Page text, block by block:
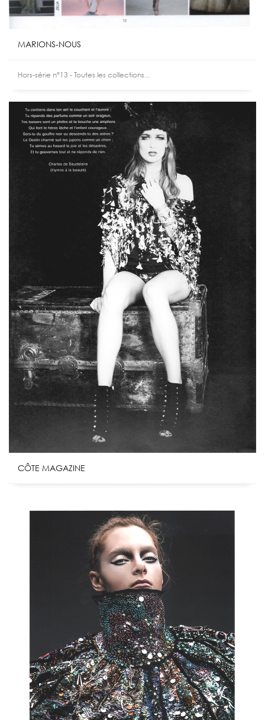
CÔTE MAGAZINE
MARIONS-NOUS
Hors-série n°13 - Toutes les collections...